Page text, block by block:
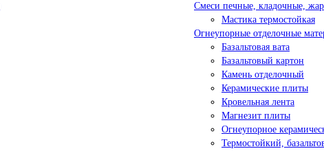
Смеси печные, кладочные,
Мастика термостойкая
Огнеупорные отделочные
Базальтовая вата
Базальтовый картон
Камень отделочный
Керамические плиты
Кровельная лента
Магнезит плиты
Огнеупорное
Термостойкий,